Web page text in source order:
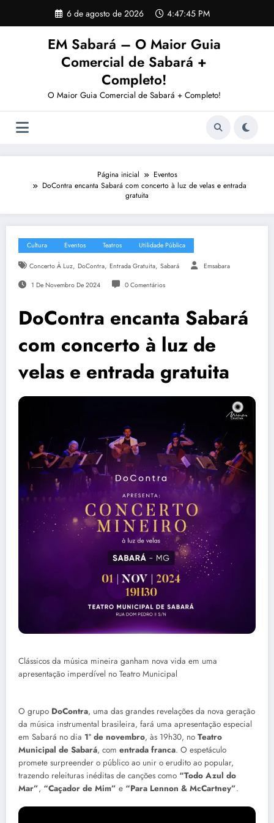
o
6 de agosto de 2026 4:47:46 PM
EM Sabará – O Maior Guia
Comercial de Sabará +
Completo!
O Maior Guia Comercial de Sabará + Completo!
Página inicial
Eventos
DoContra encanta Sabará com concerto à luz de velas e entrada
gratuita
Cultura Eventos Teatros Utilidade Pública
Concerto À Luz, DoContra, Entrada Gratuita, Sabará Emsabara
1 De Novembro De 2024 0 Comentários
DoContra encanta Sabará
com concerto à luz de
velas e entrada gratuita
Clássicos da música mineira ganham nova vida em uma
apresentação imperdível no Teatro Municipal
O grupo DoContra, uma das grandes revelações da nova geração
da música instrumental brasileira, fará uma apresentação especial
em Sabará no dia 1º de novembro, às 19h30, no Teatro
Municipal de Sabará, com entrada franca. O espetáculo
promete surpreender o público ao unir o erudito ao popular,
trazendo releituras inéditas de canções como “Todo Azul do
Mar”, “Caçador de Mim” e “Para Lennon & McCartney”.